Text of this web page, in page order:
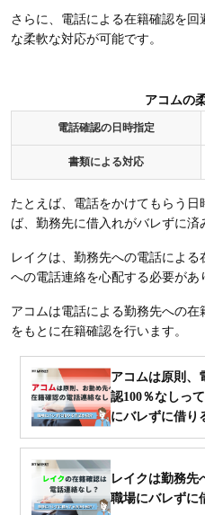
さらに、電話による在籍確認を
な柔軟な対応が可能です。
アコムの
電話確認の日時指定
書類による対応
たとえば、電話をかけてもらう
ば、勤務先に借入れがバレずに済
レイクは、勤務先への電話によ
への電話連絡を心配する必要があ
アコムは電話による勤務先への
をもとに在籍確認を行います。
アコムは原則、
認100％なしっ
にバレずに借り
レイクは勤務先
職場にバレずに